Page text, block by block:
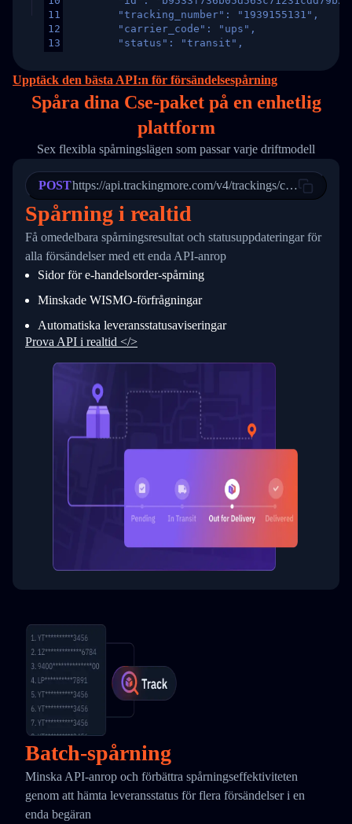
11
12
13
16
17
21
22
23
24
25
27
28
29
31
33
34
        "tracking_number": "1939155131",
        "carrier_code": "ups",
        "status": "transit",
        "itemTimeLength": 2,
        "weblink": "",
        "phone": null,
        "trackinfo": [
          {
            "Date": "2017-03-08 04: 22: 00",
"StatusDescription": "Departed
"Details": "Departed Facility
          },
          {
            "Date": "2017-03-06 15:28:00",
"StatusDescription": "Shipment
"Details": "BEIJING-
          }
      }
  }
}
Upptäck den bästa API:n för försändelsespårning
Spåra dina Cse-paket på en enhetlig
plattform
Sex flexibla spårningslägen som passar varje driftmodell
POSThttps://api.trackingmore.com/v4/trackings/create
Spårning i realtid
Få omedelbara spårningsresultat och statusuppdateringar för
alla försändelser med ett enda API-anrop
Sidor för e-handelsorder-spårning
Minskade WISMO-förfrågningar
Automatiska leveransstatusaviseringar
Prova API i realtid </>
Batch-spårning
Minska API-anrop och förbättra spårningseffektiviteten
genom att hämta leveransstatus för flera försändelser i en
enda begäran